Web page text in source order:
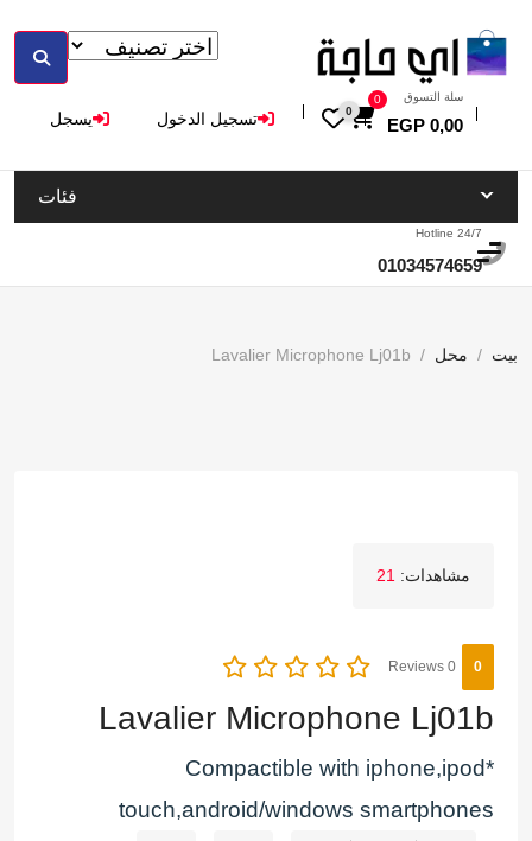
سلة التسوق
0,00
EGP
0
0
تسجيل الدخول يسجل
فئات
Hotline 24/7
01034574659
بيت محل Lavalier Microphone Lj01b
مشاهدات: 21
0
0 Reviews
Lavalier Microphone Lj01b
*Compactible with iphone,ipod
touch,android/windows smartphones